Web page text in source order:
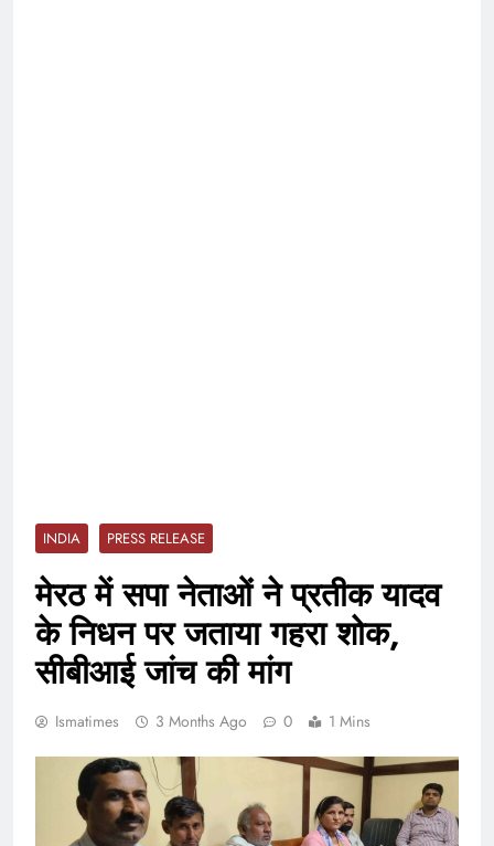
INDIA PRESS RELEASE
मेरठ में सपा नेताओं ने प्रतीक यादव
के निधन पर जताया गहरा शोक,
सीबीआई जांच की मांग
Ismatimes 3 Months Ago 0 1 Mins